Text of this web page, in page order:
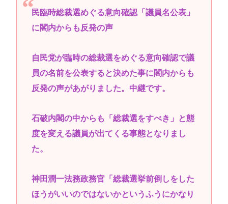
民臨時総裁選めぐる意向確認「議員名公表」
に閣内からも反発の声
自民党が臨時の総裁選をめぐる意向確認で議
員の名前を公表すると決めた事に閣内からも
反発の声があがりました。中継です。
石破内閣の中からも「総裁選をすべき」と態
度を変える議員が出てくる事態となりまし
た。
神田潤一法務政務官「総裁選挙前倒しをした
ほうがいいのではないかというふうにかなり